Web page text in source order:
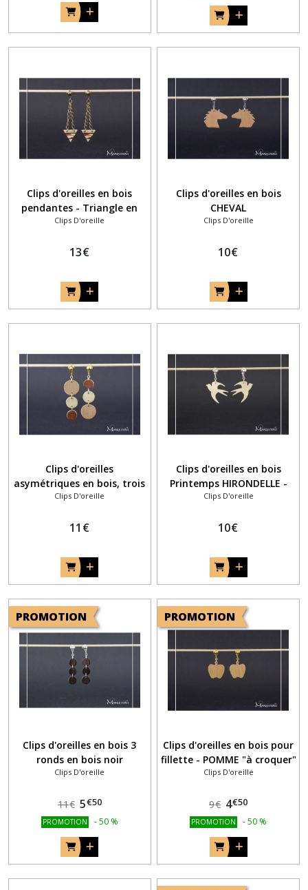
Clips d'oreilles en bois
pendantes - Triangle en
bout de chaine...
Clips D'oreille
13€
Clips d'oreilles en bois
CHEVAL
Clips D'oreille
10€
Clips d'oreilles
asymétriques en bois, trois
ronds de taille et de couleur
Clips D'oreille
11 €
Clips d'oreilles en bois
Printemps HIRONDELLE -
OISEAU
Clips D'oreille
10€
PROMOTION
Clips d'oreilles en bois 3
ronds en bois noir
Clips D'oreille
11€ 5€50
PROMOTION -50 %
PROMOTION
Clips d'oreilles en bois pour
fillette - POMME "à croquer"
Clips D'oreille
9€ 4€50
PROMOTION -50 %